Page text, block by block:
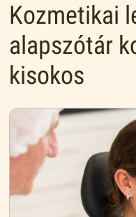
Kozmetikai
alapszótár
kisokos